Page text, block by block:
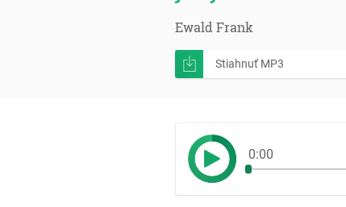
Ewald Frank
Stiahnuť MP3
0:00